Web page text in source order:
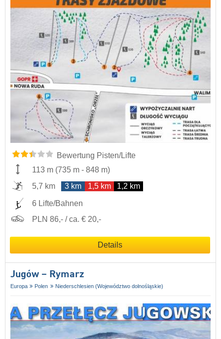
Bewertung Pisten/Lifte
113 m (735 m - 848 m)
5,7 km
3 km 1,5 km 1,2 km
6 Lifte/Bahnen
PLN 86,- / ca. € 20,-
Details
Jugów – Rymarz
Europa Polen Niederschlesien (Województwo dolnośląskie)